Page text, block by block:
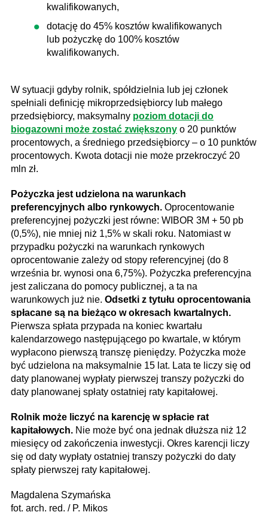
kwalifikowanych,
dotację do 45% kosztów kwalifikowanych
lub pożyczkę do 100% kosztów
kwalifikowanych.
W sytuacji gdyby rolnik, spółdzielnia lub jej członek
spełniali definicję mikroprzedsiębiorcy lub małego
przedsiębiorcy, maksymalny poziom dotacji do
biogazowni może zostać zwiększony o 20 punktów
procentowych, a średniego przedsiębiorcy – o 10 punktów
procentowych. Kwota dotacji nie może przekroczyć 20
mln zł.
Pożyczka jest udzielona na warunkach
preferencyjnych albo rynkowych. Oprocentowanie
preferencyjnej pożyczki jest równe: WIBOR 3M + 50 pb
(0,5%), nie mniej niż 1,5% w skali roku. Natomiast w
przypadku pożyczki na warunkach rynkowych
oprocentowanie zależy od stopy referencyjnej (do 8
września br. wynosi ona 6,75%). Pożyczka preferencyjna
jest zaliczana do pomocy publicznej, a ta na
warunkowych już nie. Odsetki z tytułu oprocentowania
spłacane są na bieżąco w okresach kwartalnych.
Pierwsza spłata przypada na koniec kwartału
kalendarzowego następującego po kwartale, w którym
wypłacono pierwszą transzę pieniędzy. Pożyczka może
być udzielona na maksymalnie 15 lat. Lata te liczy się od
daty planowanej wypłaty pierwszej transzy pożyczki do
daty planowanej spłaty ostatniej raty kapitałowej.
Rolnik może liczyć na karencję w spłacie rat
kapitałowych. Nie może być ona jednak dłuższa niż 12
miesięcy od zakończenia inwestycji. Okres karencji liczy
się od daty wypłaty ostatniej transzy pożyczki do daty
spłaty pierwszej raty kapitałowej.
Magdalena Szymańska
fot. arch. red. / P. Mikos